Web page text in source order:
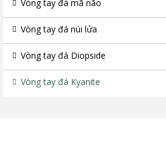
Vòng tay đá mã não
Vòng tay đá núi lửa
Vòng tay đá Diopside
Vòng tay đá Kyanite